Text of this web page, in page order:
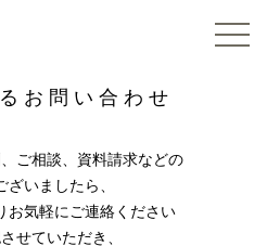
お問い合わせ
ご相談、資料請求などの
ざいましたら、
お気軽にご連絡ください
せていただき、